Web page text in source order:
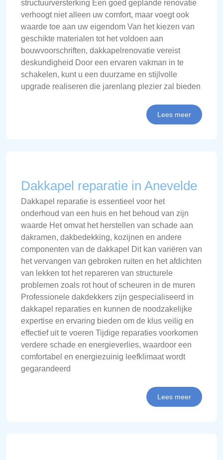
structuurversterking Een goed geplande renovatie
verhoogt niet alleen uw comfort, maar voegt ook
waarde toe aan uw eigendom Van het kiezen van
geschikte materialen tot het voldoen aan
bouwvoorschriften, dakkapelrenovatie vereist
deskundigheid Door een ervaren vakman in te
schakelen, kunt u een duurzame en stijlvolle
upgrade realiseren die jarenlang plezier zal bieden
Lees meer
Dakkapel reparatie in Anevelde
Dakkapel reparatie is essentieel voor het
onderhoud van een huis en het behoud van zijn
waarde Het omvat het herstellen van schade aan
dakramen, dakbedekking, kozijnen en andere
componenten van de dakkapel Dit kan variëren van
het vervangen van gebroken ruiten en het afdichten
van lekken tot het repareren van structurele
problemen zoals rot hout of scheuren in de muren
Professionele dakdekkers zijn gespecialiseerd in
dakkapel reparaties en kunnen de noodzakelijke
expertise en ervaring bieden om de klus veilig en
effectief uit te voeren Tijdige reparaties voorkomen
verdere schade en energieverlies, waardoor een
comfortabel en energiezuinig leefklimaat wordt
gegarandeerd
Lees meer